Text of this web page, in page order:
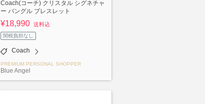
Coach(コーチ) クリスタル シグネチャ
ー バングル ブレスレット
¥18,990 送料込
関税負担なし
Coach
PREMIUM PERSONAL SHOPPER
Blue Angel